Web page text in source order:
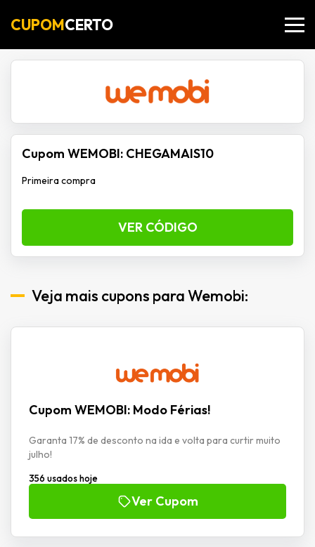
CUPOMCERTO
Cupom WEMOBI: CHEGAMAIS10
Primeira compra
VER CÓDIGO
Veja mais cupons para Wemobi:
Cupom WEMOBI: Modo Férias!
Garanta 17% de desconto na ida e volta para curtir muito
julho!
356 usados hoje
Ver Cupom